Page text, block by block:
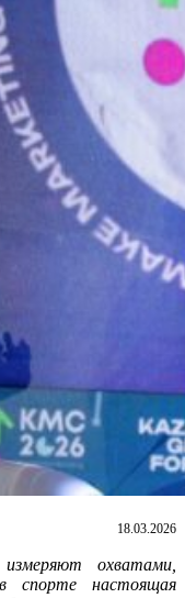
18.03.2026
охватами,
спорте настоящая